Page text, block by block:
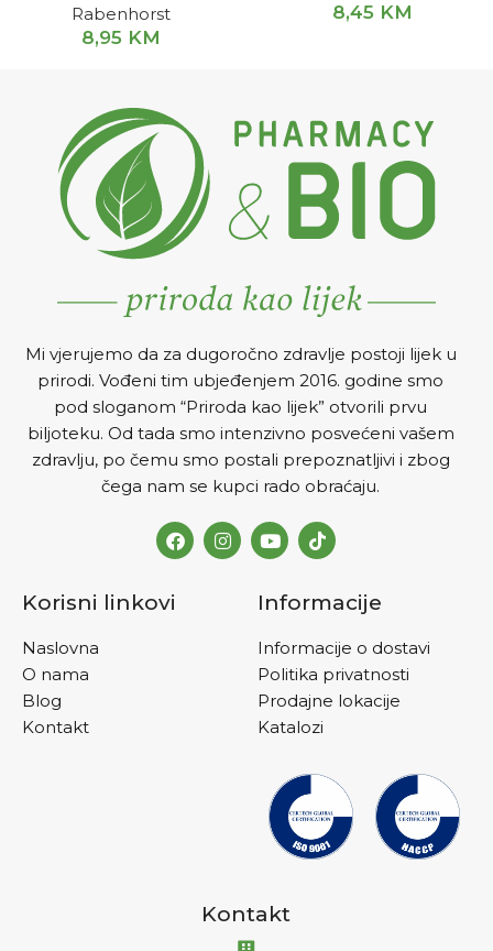
Rabenhorst
8,95 KM
8,45 KM
Mi vjerujemo da za dugoročno zdravlje postoji lijek u
prirodi. Vođeni tim ubjeđenjem 2016. godine smo
pod sloganom “Priroda kao lijek” otvorili prvu
biljoteku. Od tada smo intenzivno posvećeni vašem
zdravlju, po čemu smo postali prepoznatljivi i zbog
čega nam se kupci rado obraćaju.
Korisni linkovi
Naslovna
O nama
Blog
Kontakt
Informacije
Informacije o dostavi
Politika privatnosti
Prodajne lokacije
Katalozi
Kontakt